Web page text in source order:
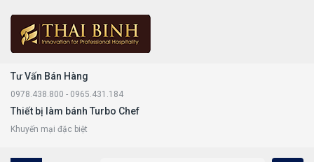
Tư Vấn Bán Hàng
0978.438.800 - 0965.431.184
Thiết bị làm bánh Turbo Chef
Khuyến mại đặc biệt